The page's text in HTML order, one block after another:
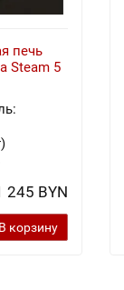
печь
Steam 5
245 BYN
В корзину